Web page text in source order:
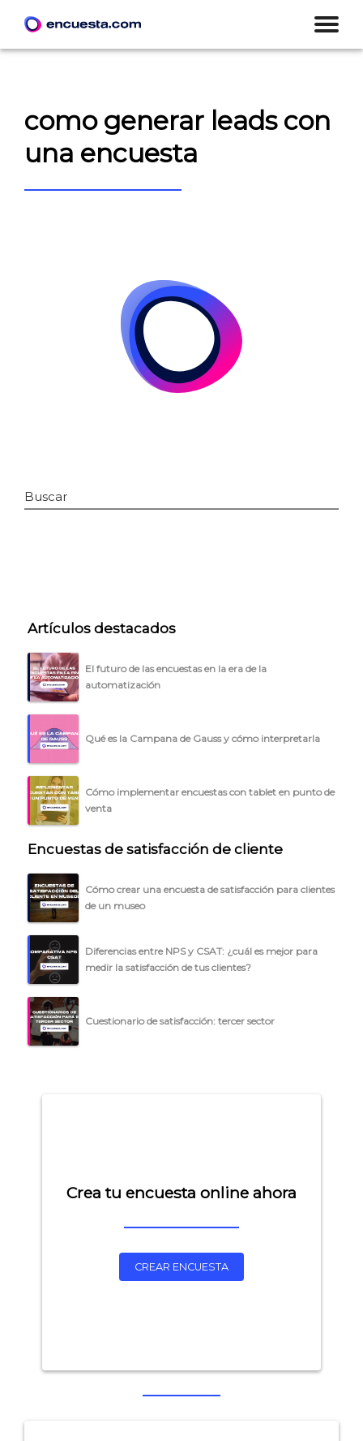
CÓMO FUNCIONA
PLANTILLAS
PRECIOS
BLOG
ACCEDER →
- Artículos destacados
- Consejos para tu encuesta
como generar leads con
una encuesta
Buscar
Artículos destacados
El futuro de las encuestas en la era de la
automatización
Qué es la Campana de Gauss y cómo interpretarla
Cómo implementar encuestas con tablet en punto de
venta
Encuestas de satisfacción de cliente
Cómo crear una encuesta de satisfacción para clientes
de un museo
Diferencias entre NPS y CSAT: ¿cuál es mejor para
medir la satisfacción de tus clientes?
Cuestionario de satisfacción: tercer sector
Crea tu encuesta online ahora
CREAR ENCUESTA